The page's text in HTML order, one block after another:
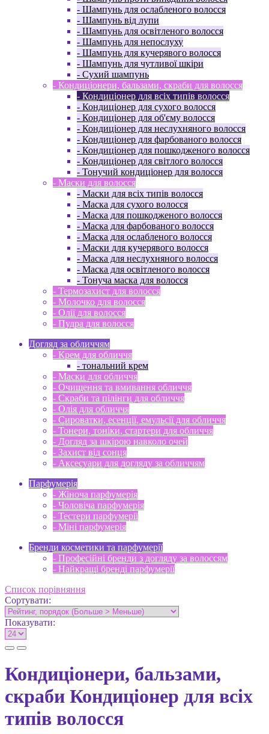
- Шампунь для ослабленого волосся
- Шампунь від лупи
- Шампунь для освітленого волосся
- Шампунь для непослуху
- Шампунь для кучерявого волосся
- Шампунь для чутливої ​​шкіри
- Сухий шампунь
- Кондиціонери, бальзами, скраби для волосся
- Кондиціонер для всіх типів волосся
- Кондиціонер для сухого волосся
- Кондиціонер для об'єму волосся
- Кондиціонер для неслухняного волосся
- Кондиціонер для фарбованого волосся
- Кондиціонер для пошкодженого волосся
- Кондиціонер для світлого волосся
- Тонучий кондиціонер для волосся
- Маски для волосся
- Маски для всіх типів волосся
- Маска для сухого волосся
- Маска для пошкодженого волосся
- Маска для фарбованого волосся
- Маска для ослабленого волосся
- Маски для кучерявого волосся
- Маска для неслухняного волосся
- Маска для освітленого волосся
- Тонуча маска для волосся
- Термозахист для волосся
- Молочко для волосся
- Олії для волосся
- Пудра для волосся
Догляд за обличчям
- Крем для обличчя
- тональний крем
- Маски для обличчя
- Очищення та вмивання обличчя
- Скраби та пілінги для обличчя
- Олія для обличчя
- Сироватки, есенції, емульсії для обличчя
- Тонери, тоніки, стартери для обличчя
- Догляд за шкірою навколо очей
- Захист від сонця
- Аксесуари для догляду за обличчям
Парфумерія
- Жіноча парфумерія
- Чоловіча парфумерія
- Тестери парфумерії
- Міні парфумерія
Бренди косметики та парфумерії
- Професійні бренди з догляду за волоссям
- Найкращі бренді парфумерії
Список порівняння
Сортувати:
Показувати:
Кондиціонери, бальзами,
скраби Кондиціонер для всіх
типів волосся